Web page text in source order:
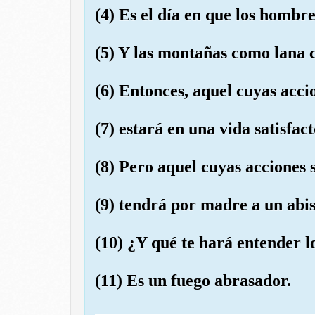
(4) Es el día en que los
(5) Y las montañas como lana
(6) Entonces, aquel cuyas
(7) estará en una vida
(8) Pero aquel cuyas acciones
(9) tendrá por madre a un
(10) ¿Y qué te hará entender
(11) Es un fuego abrasador.